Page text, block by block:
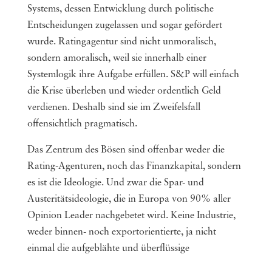
Systems, dessen Entwicklung durch politische
Entscheidungen zugelassen und sogar gefördert
wurde. Ratingagentur sind nicht unmoralisch,
sondern amoralisch, weil sie innerhalb einer
Systemlogik ihre Aufgabe erfüllen. S&P will einfach
die Krise überleben und wieder ordentlich Geld
verdienen. Deshalb sind sie im Zweifelsfall
offensichtlich pragmatisch.
Das Zentrum des Bösen sind offenbar weder die
Rating-Agenturen, noch das Finanzkapital, sondern
es ist die Ideologie. Und zwar die Spar- und
Austeritätsideologie, die in Europa von 90% aller
Opinion Leader nachgebetet wird. Keine Industrie,
weder binnen- noch exportorientierte, ja nicht
einmal die aufgeblähte und überflüssige